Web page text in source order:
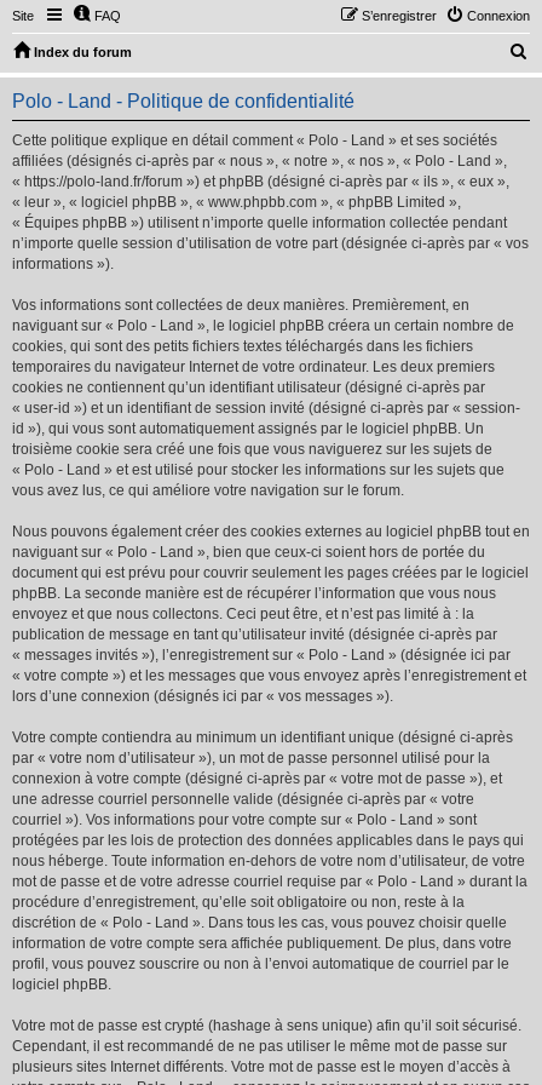
Site FAQ Connexion
S’enregistrer
Index du forum
e
Polo - Land - Politique de confidentialité
Cette politique explique en détail comment « Polo - Land » et ses sociétés
affiliées (désignés ci-après par « nous », « notre », « nos », « Polo - Land »,
« https://polo-land.fr/forum ») et phpBB (désigné ci-après par « ils », « eux »,
« leur », « logiciel phpBB », « www.phpbb.com », « phpBB Limited »,
« Équipes phpBB ») utilisent n’importe quelle information collectée pendant
n’importe quelle session d’utilisation de votre part (désignée ci-après par « vos
informations »).
Vos informations sont collectées de deux manières. Premièrement, en
naviguant sur « Polo - Land », le logiciel phpBB créera un certain nombre de
cookies, qui sont des petits fichiers textes téléchargés dans les fichiers
temporaires du navigateur Internet de votre ordinateur. Les deux premiers
cookies ne contiennent qu’un identifiant utilisateur (désigné ci-après par
« user-id ») et un identifiant de session invité (désigné ci-après par « session-
id »), qui vous sont automatiquement assignés par le logiciel phpBB. Un
troisième cookie sera créé une fois que vous naviguerez sur les sujets de
« Polo - Land » et est utilisé pour stocker les informations sur les sujets que
vous avez lus, ce qui améliore votre navigation sur le forum.
Nous pouvons également créer des cookies externes au logiciel phpBB tout en
naviguant sur « Polo - Land », bien que ceux-ci soient hors de portée du
document qui est prévu pour couvrir seulement les pages créées par le logiciel
phpBB. La seconde manière est de récupérer l’information que vous nous
envoyez et que nous collectons. Ceci peut être, et n’est pas limité à : la
publication de message en tant qu’utilisateur invité (désignée ci-après par
« messages invités »), l’enregistrement sur « Polo - Land » (désignée ici par
« votre compte ») et les messages que vous envoyez après l’enregistrement et
lors d’une connexion (désignés ici par « vos messages »).
Votre compte contiendra au minimum un identifiant unique (désigné ci-après
par « votre nom d’utilisateur »), un mot de passe personnel utilisé pour la
connexion à votre compte (désigné ci-après par « votre mot de passe »), et
une adresse courriel personnelle valide (désignée ci-après par « votre
courriel »). Vos informations pour votre compte sur « Polo - Land » sont
protégées par les lois de protection des données applicables dans le pays qui
nous héberge. Toute information en-dehors de votre nom d’utilisateur, de votre
mot de passe et de votre adresse courriel requise par « Polo - Land » durant la
procédure d’enregistrement, qu’elle soit obligatoire ou non, reste à la
discrétion de « Polo - Land ». Dans tous les cas, vous pouvez choisir quelle
information de votre compte sera affichée publiquement. De plus, dans votre
profil, vous pouvez souscrire ou non à l’envoi automatique de courriel par le
logiciel phpBB.
Votre mot de passe est crypté (hashage à sens unique) afin qu’il soit sécurisé.
Cependant, il est recommandé de ne pas utiliser le même mot de passe sur
plusieurs sites Internet différents. Votre mot de passe est le moyen d’accès à